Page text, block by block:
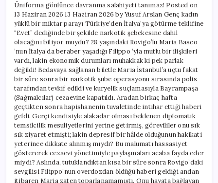
için
Üniforma gönlünce davranma salahiyeti tanımaz! Posted on
13 Haziran 2026 13 Haziran 2026 by Yusuf Arslan Genç kadın
yüklü bir miktar parayı Türkiye’den İtalya’ya götürme teklifine
“Evet” dediğinde bir şekilde narkotik şebekesine dahil
olacağını biliyor muydu? 28 yaşındaki Rovigo’lu Maria Basco
’nun İtalya’da beraber yaşadığı Filippo ’yla mutlu bir ilişkileri
vardı, lakin ekonomik durumları muhakkak ki pek parlak
değildi! Bedavaya sağlanan biletle Maria İstanbul’a uçtu fakat
bir süre sonra bir narkotik şube operasyonu sırasında polis
tarafından tevkif edildi ve kuryelik suçlamasıyla Bayrampaşa
(Sağmalcılar) cezaevine kapatıldı. Aradan birkaç hafta
geçtikten sonra hapishanenin tuvaletinde intihar ettiği haberi
geldi. Gerçi kendisiyle alakadar olması beklenen diplomatik
temsilcilik mesuliyetlerini yerine getirmiş, görevililer onu sık
sık ziyaret etmişti; lakin depresif bir hâlde olduğunun hakikati
yeterince dikkate alınmış mıydı? Bu malumatı hassasiyet
göstererek cezaevi yönetimiyle paylaşmaları acaba fayda eder
miydi? Aslında, tutuklandıktan kısa bir süre sonra Rovigo’daki
sevgilisi Filippo’nun overdozdan öldüğü haberi geldiği andan
itibaren Maria zaten toparlanamamıştı. Onu hayata bağlayan